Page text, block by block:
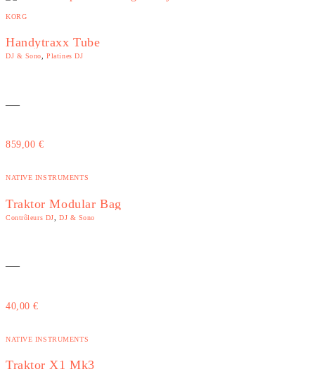
KORG
Handytraxx Tube
DJ & Sono ,Platines DJ
—
859,00 €
NATIVE INSTRUMENTS
Traktor Modular Bag
Contrôleurs DJ DJ & Sono
—
40,00€
NATIVE INSTRUMENTS
Traktor X1 Mk3